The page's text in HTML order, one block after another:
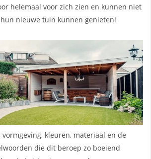
helemaal voor zich zien en kunnen niet
nieuwe tuin kunnen genieten!
vormgeving, kleuren, materiaal en de
die dit beroep zo boeiend